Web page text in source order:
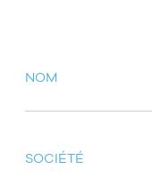
NOM
SOCIÉTÉ